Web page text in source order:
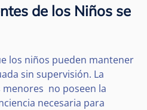
de los Niños se
los niños pueden mantener
sin supervisión. La
menores no poseen la
necesaria para